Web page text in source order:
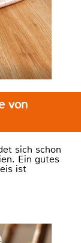
von
sich schon
Ein gutes
ist